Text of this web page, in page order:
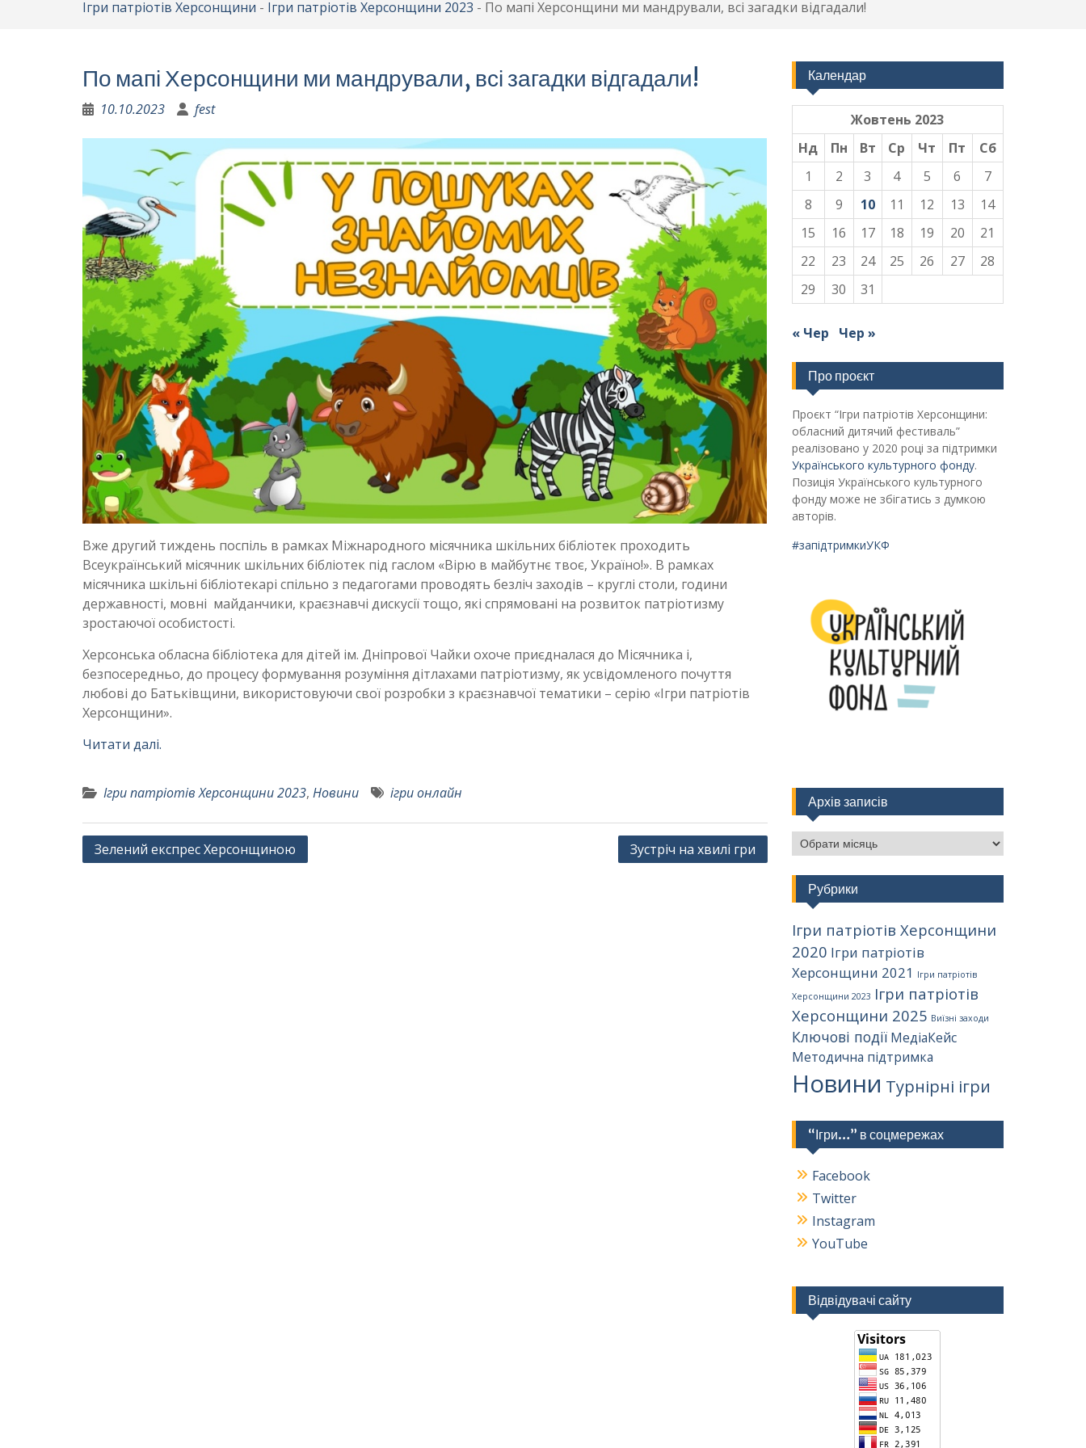
Ігри патріотів Херсонщини - Ігри патріотів Херсонщини 2023 - По мапі Херсонщини ми мандрували, всі загадки відгадали!
По мапі Херсонщини ми мандрували, всі загадки відгадали!
10.10.2023 fest
Вже другий тиждень поспіль в рамках Міжнародного місячника шкільних бібліотек проходить
Всеукраїнський місячник шкільних бібліотек під гаслом «Вірю в майбутнє твоє, Україно!». В рамках
місячника шкільні бібліотекарі спільно з педагогами проводять безліч заходів – круглі столи, години
державності, мовні майданчики, краєзнавчі дискусії тощо, які спрямовані на розвиток патріотизму
зростаючої особистості.
Херсонська обласна бібліотека для дітей ім. Дніпрової Чайки охоче приєдналася до Місячника і,
безпосередньо, до процесу формування розуміння дітлахами патріотизму, як усвідомленого почуття
любові до Батьківщини, використовуючи свої розробки з краєзнавчої тематики – серію «Ігри патріотів
Херсонщини».
Читати далі.
Ігри патріотів Херсонщини 2023, Новини ігри онлайн
Навігація
Зелений експрес Херсонщиною Зустріч на хвилі гри
Календар
Жовтень 2023
Нд
Пн Вт Ср Чт Пт
Сб
1
2 3 4 5 6
7
8
9 10 11 12 13
14
15
16 17 18 19 20
21
22
23 24 25 26 27
28
29
30 31
« Чер Чер »
Про проєкт
Проєкт “Ігри патріотів Херсонщини:
обласний дитячий фестиваль”
реалізовано у 2020 році за підтримки
Українського культурного фонду.
Позиція Українського культурного
фонду може не збігатись з думкою
авторів.
#запідтримкиУКФ
Архів записів
Архів
записів
Рубрики
Ігри патріотів Херсонщини
2020 Ігри патріотів
Херсонщини 2021 Ігри патріотів
Херсонщини 2023 Ігри патріотів
Херсонщини 2025 Виїзні заходи
Ключові події МедіаКейс
Методична підтримка
Новини Турнірні ігри
“Ігри…” в соцмережах
Facebook
Twitter
Instagram
YouTube
Відвідувачі сайту